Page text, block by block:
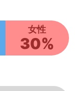
女性
30%